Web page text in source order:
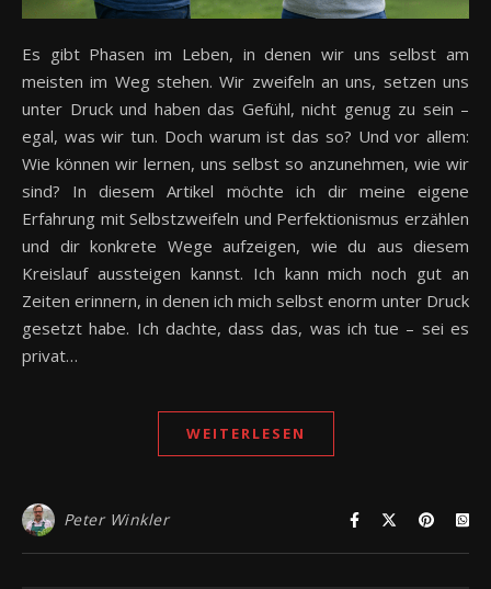
Es gibt Phasen im Leben, in denen wir uns selbst am
meisten im Weg stehen. Wir zweifeln an uns, setzen uns
unter Druck und haben das Gefühl, nicht genug zu sein –
egal, was wir tun. Doch warum ist das so? Und vor allem:
Wie können wir lernen, uns selbst so anzunehmen, wie wir
sind? In diesem Artikel möchte ich dir meine eigene
Erfahrung mit Selbstzweifeln und Perfektionismus erzählen
und dir konkrete Wege aufzeigen, wie du aus diesem
Kreislauf aussteigen kannst. Ich kann mich noch gut an
Zeiten erinnern, in denen ich mich selbst enorm unter Druck
gesetzt habe. Ich dachte, dass das, was ich tue – sei es
privat…
WEITERLESEN
Peter Winkler